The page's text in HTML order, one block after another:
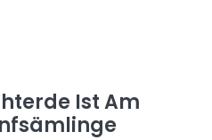
Ist Am